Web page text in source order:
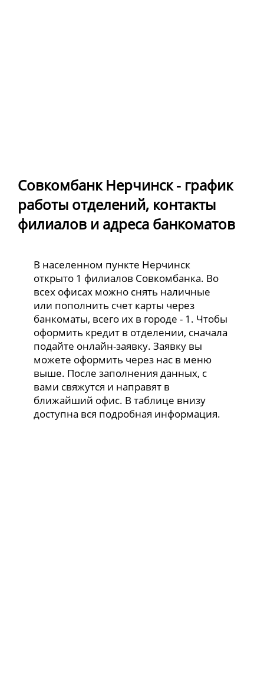
Совкомбанк Нерчинск - график
работы отделений, контакты
филиалов и адреса банкоматов
В населенном пункте Нерчинск
открыто 1 филиалов Совкомбанка. Во
всех офисах можно снять наличные
или пополнить счет карты через
банкоматы, всего их в городе - 1. Чтобы
оформить кредит в отделении, сначала
подайте онлайн-заявку. Заявку вы
можете оформить через нас в меню
выше. После заполнения данных, с
вами свяжутся и направят в
ближайший офис. В таблице внизу
доступна вся подробная информация.